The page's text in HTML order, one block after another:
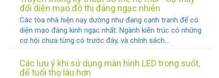
đổi diện mạo đô thị đáng ngạc nhiên
Các tòa nhà hiện nay dường như đang cạnh tranh để có
diện mạo đáng kinh ngạc nhất. Ngành kiến trúc có những
cơ hội chưa từng có trước đây, và chính sách...
Các lưu ý khi sử dụng màn hình LED trong suốt,
để tuổi thọ lâu hơn